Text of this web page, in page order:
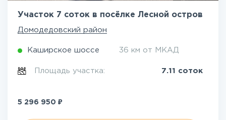
Участок 7 соток в посёлке Лесной остров
Домодедовский район
Каширское шоссе 36 км от МКАД
Площадь участка: 7.11 соток
5 296 950 ₽